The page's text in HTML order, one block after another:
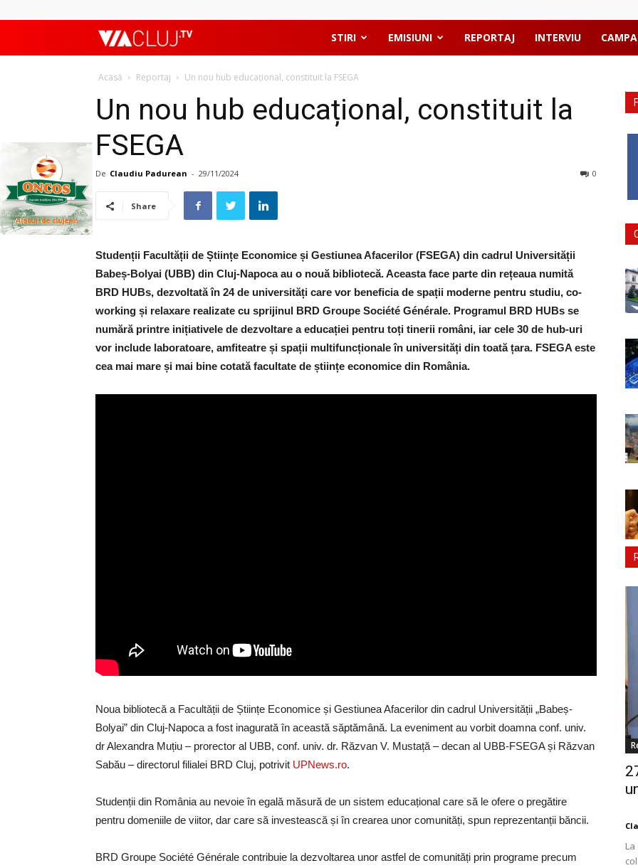
ViaClujTV STIRI EMISIUNI REPORTAJ INTERVIU
Acasă Reportaj Un nou hub educațional, constituit la FSEGA
Un nou hub educațional, constituit la
FSEGA
De Claudiu Padurean - 29/11/2024 0
Share
Studenții Facultății de Științe Economice și Gestiunea Afacerilor (FSEGA) din cadrul Universității
Babeș-Bolyai (UBB) din Cluj-Napoca au o nouă bibliotecă. Aceasta face parte din rețeaua numită
BRD HUBs, dezvoltată în 24 de universități care vor beneficia de spații moderne pentru studiu, co-
working și relaxare realizate cu sprijinul BRD Groupe Société Générale. Programul BRD HUBs se
numără printre inițiativele de dezvoltare a educației pentru toți tinerii români, iar cele 30 de hub-uri
vor include laboratoare, amfiteatre și spații multifuncționale în universități din toată țara. FSEGA este
cea mai mare și mai bine cotată facultate de științe economice din România.
Noua bibliotecă a Facultății de Științe Economice și Gestiunea Afacerilor din cadrul Universității „Babeș-
Bolyai” din Cluj-Napoca a fost inagurată în această săptămână. La eveniment au vorbit doamna conf. univ.
dr Alexandra Muțiu – prorector al UBB, conf. univ. dr. Răzvan V. Mustață – decan al UBB-FSEGA și Răzvan
Sabău – directorul filialei BRD Cluj, potrivit UPNews.ro.
Studenții din România au nevoie în egală măsură de un sistem educațional care să le ofere o pregătire
pentru domeniile de viitor, dar care să investească și în crearea unor comunități, spun reprezentanții băncii.
BRD Groupe Société Générale contribuie la dezvoltarea unor astfel de comunități prin programe precum